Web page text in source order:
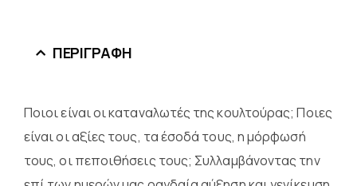
ΠΕΡΙΓΡΑΦΉ
Ποιοι είναι οι καταναλωτές της κουλτούρας; Ποιες
είναι οι αξίες τους, τα έσοδά τους, η μόρφωσή
τους, οι πεποιθήσεις τους; Συλλαμβάνοντας την